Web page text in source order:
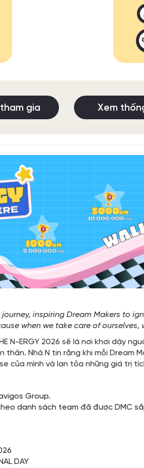
gia Xem
inspiring Dream Makers to
when we take care of ourselves,
N-ERGY 2026 sẽ là nơi khơi dậy
thân. Nhà N tin rằng khi mỗi Dream
của mình và lan tỏa những giá trị
Group.
danh sách team đã được DMC
DAY